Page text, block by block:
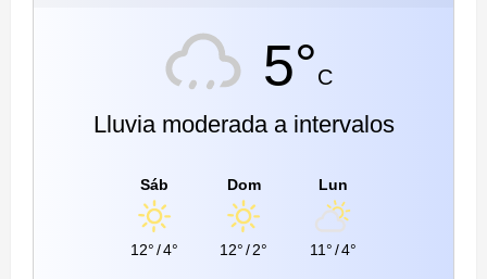
5°C
Lluvia moderada a intervalos
Sáb
12°/4°
Dom
12°/2°
Lun
11°/4°